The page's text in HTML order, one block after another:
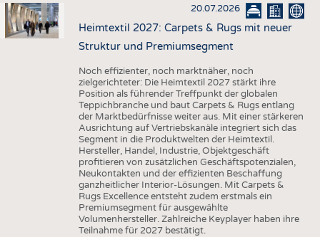
20.07.2026
Heimtextil 2027: Carpets & Rugs mit neuer
Struktur und Premiumsegment
Noch effizienter, noch marktnäher, noch
zielgerichteter: Die Heimtextil 2027 stärkt ihre
Position als führender Treffpunkt der globalen
Teppichbranche und baut Carpets & Rugs entlang
der Marktbedürfnisse weiter aus. Mit einer stärkeren
Ausrichtung auf Vertriebskanäle integriert sich das
Segment in die Produktwelten der Heimtextil.
Hersteller, Handel, Industrie, Objektgeschäft
profitieren von zusätzlichen Geschäftspotenzialen,
Neukontakten und der effizienten Beschaffung
ganzheitlicher Interior-Lösungen. Mit Carpets &
Rugs Excellence entsteht zudem erstmals ein
Premiumsegment für ausgewählte
Volumenhersteller. Zahlreiche Keyplayer haben ihre
Teilnahme für 2027 bestätigt.